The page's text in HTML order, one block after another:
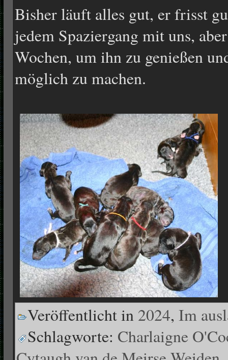
Bisher läuft alles gut, er frisst
jedem Spaziergang mit uns,
Wochen, um ihn zu genießen
möglich zu machen.
Veröffentlicht in 2024, Im
Schlagworte: Charlaigne